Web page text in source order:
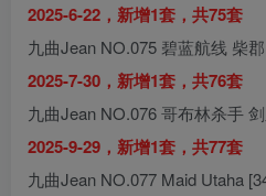
2025-6-22，新增1套，共75套
九曲Jean NO.075 碧蓝航线 柴
2025-7-30，新增1套，共76套
九曲Jean NO.076 哥布林杀手
2025-9-29，新增1套，共77套
九曲Jean NO.077 Maid Utaha